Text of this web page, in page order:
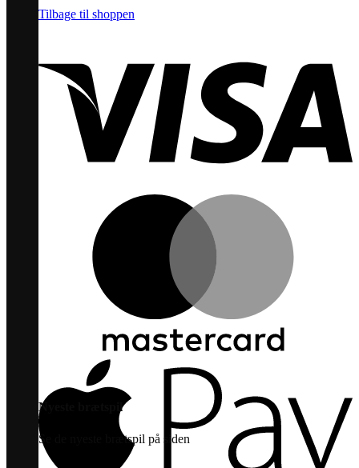
Tilbage til shoppen
Nyeste brætspil
Se de nyeste brætspil på siden